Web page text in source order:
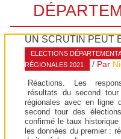
UN SCRUTIN PEUT
ELECTIONS
RÉGIONALES 2021
/ Par
Réactions. Les
résultats du second
régionales avec en ligne
second tour des
confirmé le taux
les données du premier :